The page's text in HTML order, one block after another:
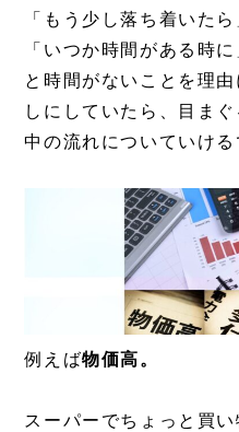
「もう少し落ち着いた
「いつか時間がある時に
と時間がないことを理
しにしていたら、目ま
中の流れについていけ
例えば物価高。
スーパーでちょっと買